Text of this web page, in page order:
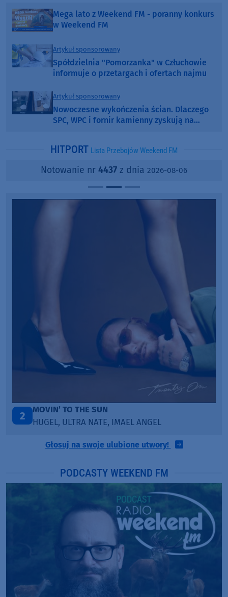
Mega lato z Weekend FM - poranny konkurs
w Weekend FM
Artykuł sponsorowany
Spółdzielnia "Pomorzanka" w Człuchowie
informuje o przetargach i ofertach najmu
Artykuł sponsorowany
Nowoczesne wykończenia ścian. Dlaczego
SPC, WPC i fornir kamienny zyskują na
HITPORT Lista Przebojów Weekend FM
Notowanie nr 4437 z dnia 2026-08-06
3
ITEPE ITEDE
SANAH
Głosuj na swoje ulubione utwory!
PODCASTY WEEKEND FM